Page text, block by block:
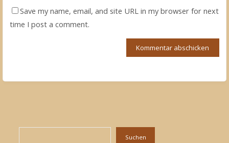
Save my name, email, and site URL in my browser for next
time I post a comment.
Suchen